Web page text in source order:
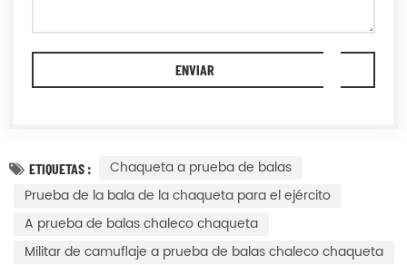
ETIQUETAS :
Chaqueta a prueba de balas
Prueba de la bala de la chaqueta para el ejército
A prueba de balas chaleco chaqueta
Militar de camuflaje a prueba de balas chaleco chaqueta